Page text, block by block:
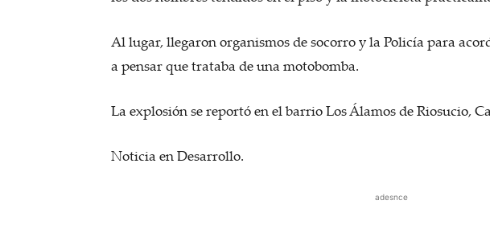
Al lugar, llegaron organismos de socorro y la Policía para
a pensar que trataba de una motobomba.
La explosión se reportó en el barrio Los Álamos de Riosucio,
Noticia en Desarrollo.
adesnce